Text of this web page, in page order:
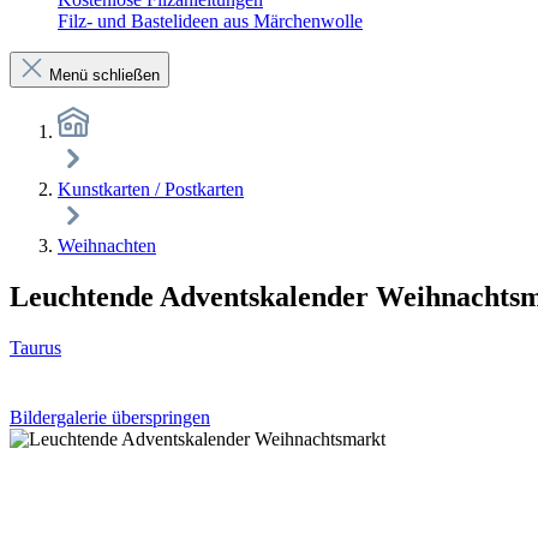
Filz- und Bastelideen aus Märchenwolle
Menü schließen
Kunstkarten / Postkarten
Weihnachten
Leuchtende Adventskalender
Taurus
Bildergalerie überspringen